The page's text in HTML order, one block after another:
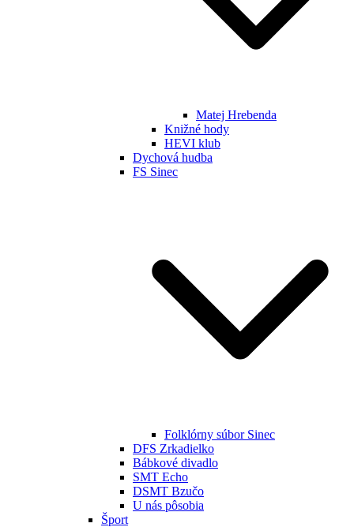
Matej Hrebenda
Knižné hody
HEVI klub
Dychová hudba
FS Sinec
Folklórny súbor Sinec
DFS Zrkadielko
Bábkové divadlo
SMT Echo
DSMT Bzučo
U nás pôsobia
Šport